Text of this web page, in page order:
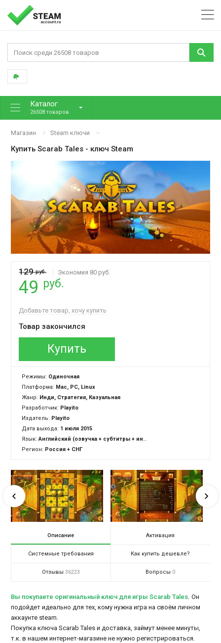
Каталог
26508 товаров
Магазин Steam ключи
КупитьScarab Tales - ключ Steam
129руб. Экономия 80 руб.
49 руб.
Добавьте товар, хочу купить
Товар закончился
Купить
Режимы: Одиночная
Платформа: Mac, PC, Linux
Жанр: Инди, Стратегия, Казуальная
Разработчик: Playito
Издатель: Playito
Дата выхода: 1 июля 2015
Язык:Английский (озвучка + субтитры + интерфейс)
Регион: Россия + СНГ
Описание Активация
Системные требования Как купить дешевле?
Отзывы 36223 Вопросы 0
Вы покупаете оригинальный ключ для игры Scarab Tales. Он
подойдет идеально для тех, кому нужна игра на своём личном
аккаунте steam.
Покупка ключа Scarab Tales и доставка, займут менее минуты,
т.к. в нашем интернет-магазине не нужно регистрироваться.